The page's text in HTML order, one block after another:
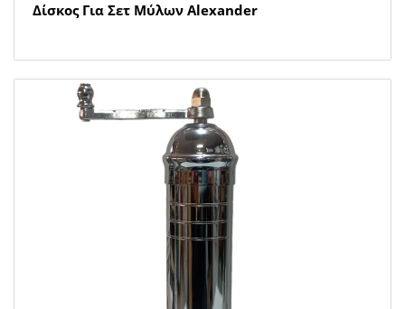
Δίσκος Για Σετ Μύλων Alexander